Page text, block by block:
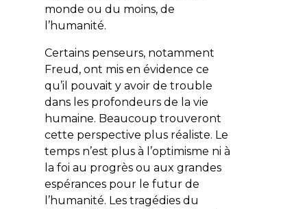
monde ou du moins, de
l’humanité.
Certains penseurs, notamment
Freud, ont mis en évidence ce
qu’il pouvait y avoir de trouble
dans les profondeurs de la vie
humaine. Beaucoup trouveront
cette perspective plus réaliste. Le
temps n’est plus à l’optimisme ni à
la foi au progrès ou aux grandes
espérances pour le futur de
l’humanité. Les tragédies du